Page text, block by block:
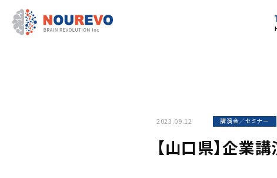
2023.09.12 講演会／セミナー
【山口県】企業